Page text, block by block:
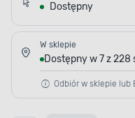
Dostępny
W sklepie
Dostępny w 7 z 228
Odbiór w sklepie lub